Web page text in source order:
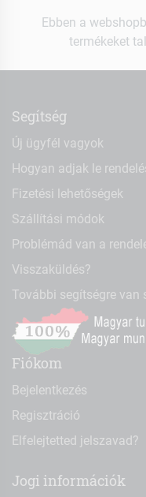
Ebben a
termékeket
Segítség
Új ügyfél vagyok
Hogyan adjak le
Fizetési lehetőségek
Szállítási módok
Problémád van a
Visszaküldés?
További segítségre van
Fiókom
Bejelentkezés
Regisztráció
Elfelejtetted jelszavad?
Jogi információk